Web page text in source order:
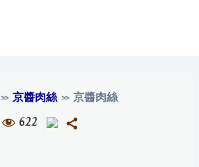
»京醬肉絲»京醬肉絲
622